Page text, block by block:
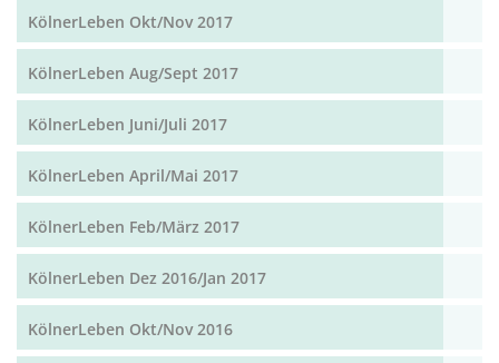
KölnerLeben Okt/Nov 2017
KölnerLeben Aug/Sept 2017
KölnerLeben Juni/Juli 2017
KölnerLeben April/Mai 2017
KölnerLeben Feb/März 2017
KölnerLeben Dez 2016/Jan 2017
KölnerLeben Okt/Nov 2016